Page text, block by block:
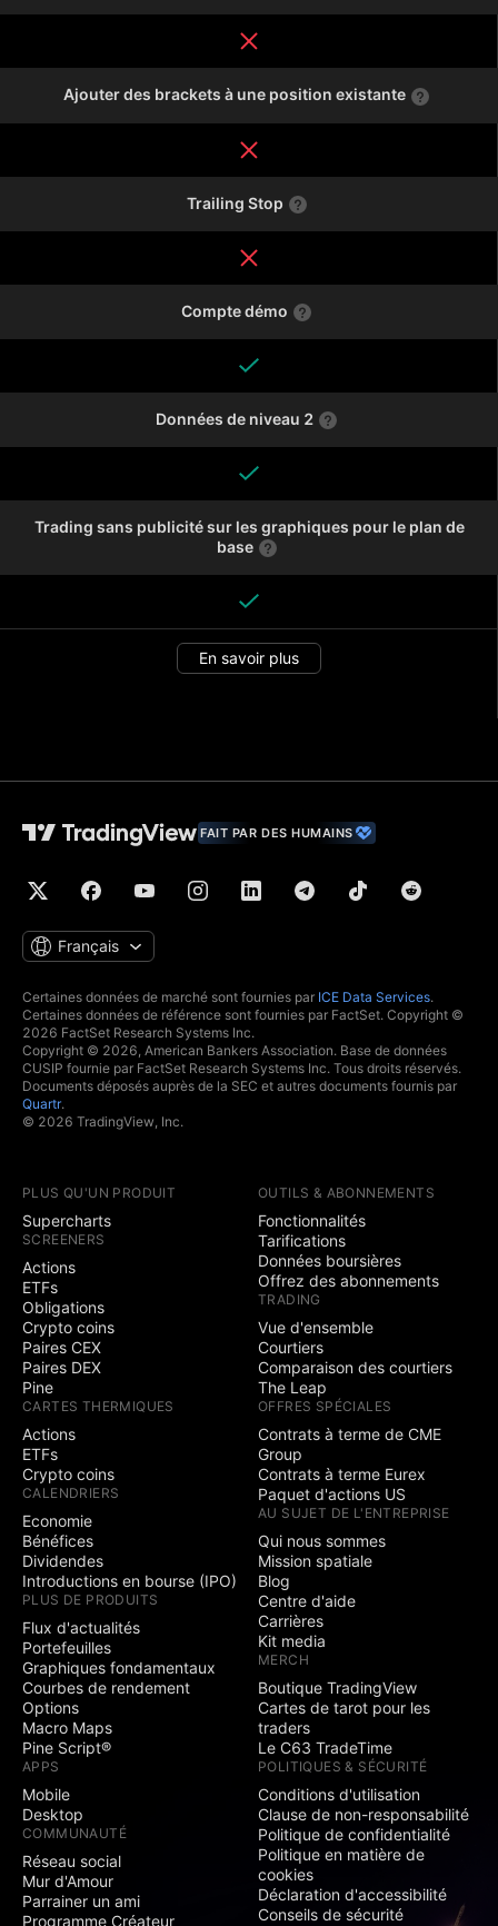
Ajouter des brackets à une position existante
Trailing Stop
Compte démo
Données de niveau 2
Trading sans publicité sur les graphiques pour le plan de
base
En savoir plus
FAIT PAR DES HUMAINS
Français
Certaines données de marché sont fournies par ICE Data Services.
Certaines données de référence sont fournies par FactSet. Copyright ©
2026 FactSet Research Systems Inc.
Copyright © 2026, American Bankers Association. Base de données
CUSIP fournie par FactSet Research Systems Inc. Tous droits réservés.
Documents déposés auprès de la SEC et autres documents fournis par
Quartr.
© 2026 TradingView, Inc.
PLUS QU'UN PRODUIT
Supercharts
SCREENERS
Actions
ETFs
Obligations
Crypto coins
Paires CEX
Paires DEX
Pine
CARTES THERMIQUES
Actions
ETFs
Crypto coins
CALENDRIERS
Economie
Bénéfices
Dividendes
Introductions en bourse (IPO)
PLUS DE PRODUITS
Flux d'actualités
Portefeuilles
Graphiques fondamentaux
Courbes de rendement
Options
Macro Maps
Pine Script®
APPS
Mobile
Desktop
COMMUNAUTÉ
Réseau social
Mur d'Amour
Parrainer un ami
Programme Créateur
OUTILS & ABONNEMENTS
Fonctionnalités
Tarifications
Données boursières
Offrez des abonnements
TRADING
Vue d'ensemble
Courtiers
Comparaison des courtiers
The Leap
OFFRES SPÉCIALES
Contrats à terme de CME
Group
Contrats à terme Eurex
Paquet d'actions US
AU SUJET DE L'ENTREPRISE
Qui nous sommes
Mission spatiale
Blog
Centre d'aide
Carrières
Kit media
MERCH
Boutique TradingView
Cartes de tarot pour les
traders
Le C63 TradeTime
POLITIQUES & SÉCURITÉ
Conditions d'utilisation
Clause de non-responsabilité
Politique de confidentialité
Politique en matière de
cookies
Déclaration d'accessibilité
Conseils de sécurité